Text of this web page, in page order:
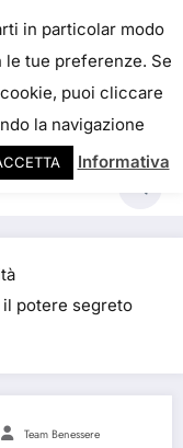
mai una
quando la
potere segreto
Team Benessere
in particolar modo
tue preferenze. Se
puoi cliccare
la navigazione
Informativa